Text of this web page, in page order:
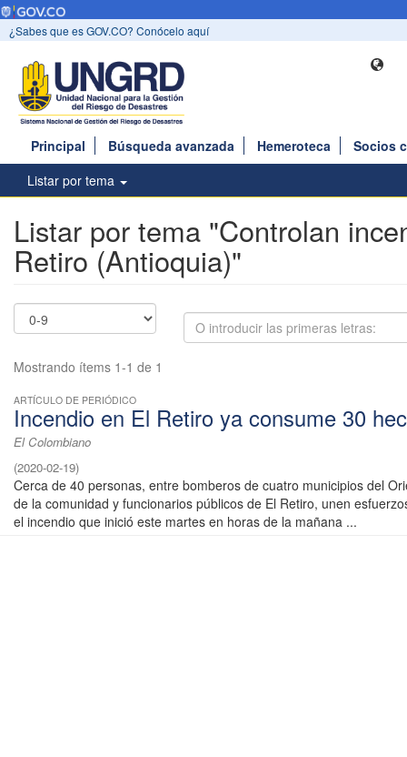
¿Sabes que es GOV.CO? Conócelo aquí
Principal Búsqueda avanzada Hemeroteca
Socios
Listar por tema
Listar por tema "Controlan
Retiro (Antioquia)"
Mostrando ítems 1-1 de 1
ARTÍCULO DE PERIÓDICO
Incendio en El Retiro ya consume 30
El Colombiano
(2020-02-19)
Cerca de 40 personas, entre bomberos de cuatro municipios del
de la comunidad y funcionarios públicos de El Retiro, unen
el incendio que inició este martes en horas de la mañana ...